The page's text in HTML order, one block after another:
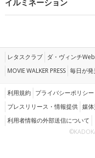
イルミネーション
レタスクラブ ダ・ヴィンチWeb
MOVIE WALKER PRESS 毎日が発
利用規約 プライバシーポリシー
プレスリリース・情報提供 媒
利用者情報の外部送信について